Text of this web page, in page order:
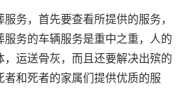
，首先要查看所提供的服务，
务的车辆服务是重中之重，人的
运送骨灰，而且还要解决出殡的
者和死者的家属们提供优质的服